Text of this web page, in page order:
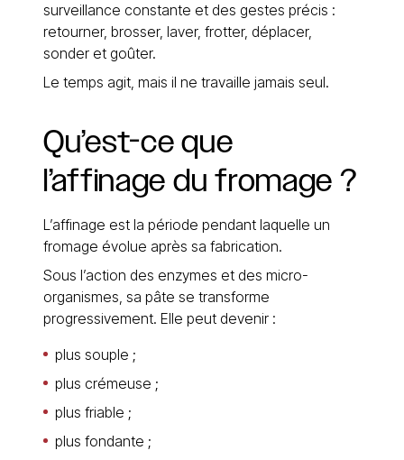
surveillance constante et des gestes précis :
retourner, brosser, laver, frotter, déplacer,
sonder et goûter.
Le temps agit, mais il ne travaille jamais seul.
Qu’est-ce que
l’affinage du fromage ?
L’affinage est la période pendant laquelle un
fromage évolue après sa fabrication.
Sous l’action des enzymes et des micro-
organismes, sa pâte se transforme
progressivement. Elle peut devenir :
plus souple ;
plus crémeuse ;
plus friable ;
plus fondante ;